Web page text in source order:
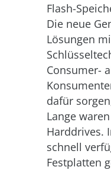
Flash-
Die neue
Lösungen
Consumer-
dafür
Lange
Harddrives.
schnell
Festplatten